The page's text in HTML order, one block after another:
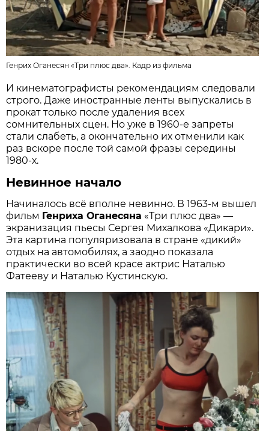
Генрих Оганесян «Три плюс два». Кадр из фильма
И кинематографисты рекомендациям следовали
строго. Даже иностранные ленты выпускались в
прокат только после удаления всех
сомнительных сцен. Но уже в 1960-е запреты
стали слабеть, а окончательно их отменили как
раз вскоре после той самой фразы середины
1980-х.
Невинное начало
Начиналось всё вполне невинно. В 1963-м вышел
фильм Генриха Оганесяна «Три плюс два» —
экранизация пьесы Сергея Михалкова «Дикари».
Эта картина популяризовала в стране «дикий»
отдых на автомобилях, а заодно показала
практически во всей красе актрис Наталью
Фатееву и Наталью Кустинскую.